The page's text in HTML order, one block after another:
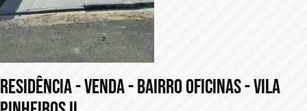
RESIDÊNCIA - VENDA - BAIRRO OFICINAS - VILA